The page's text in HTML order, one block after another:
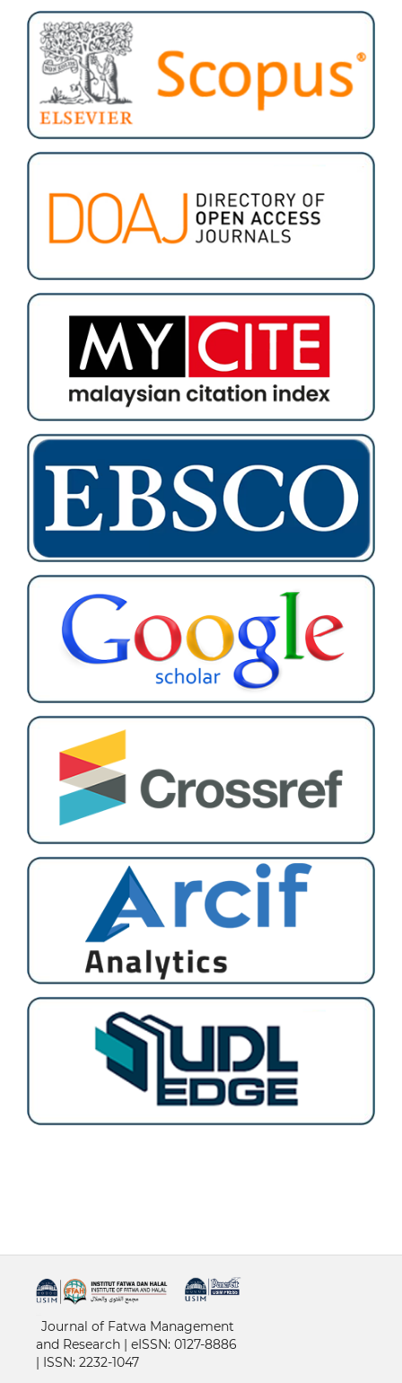
Journal of Fatwa Management
and Research | eISSN: 0127-8886
ISSN: 2232-1047